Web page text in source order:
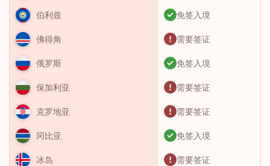
伯利兹 免签入境
佛得角 需要签证
俄罗斯 免签入境
保加利亚 需要签证
克罗地亚 需要签证
冈比亚 免签入境
冰岛 需要签证